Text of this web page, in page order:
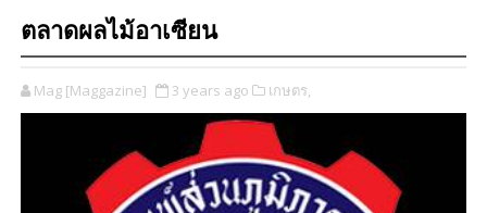
ตลาดผลไม้อาเซียน
Mag [Maggazine] 3 years ago เกษตร,